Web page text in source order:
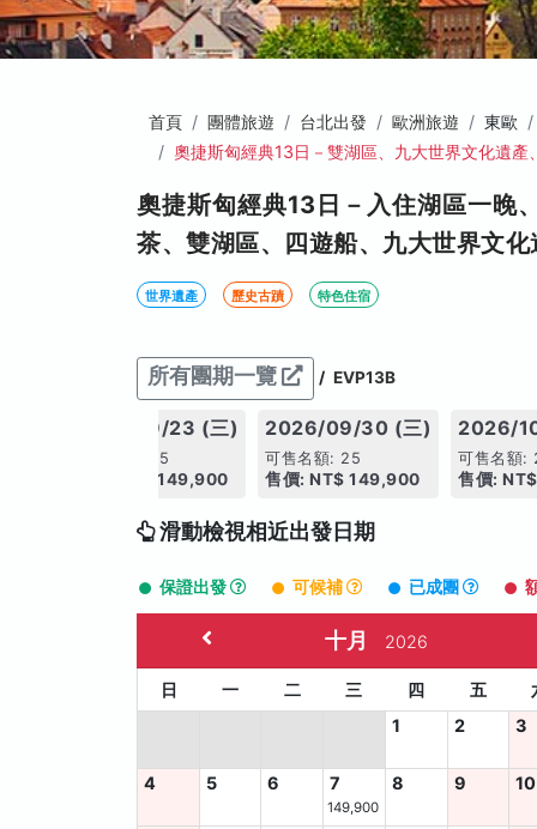
首頁 團體旅遊 台北出發 歐洲旅遊
東歐
奧捷斯匈經典13日－雙湖區、九大世界文化遺產
奧捷斯匈經典13日－入住湖區一晚
茶、雙湖區、四遊船、九大世界文化
世界遺產 歷史古蹟 特色住宿
所有團期一覽 / EVP13B
2026/09/23 (三)
可售名額: 25
售價: NT$ 149,900
2026/09/30 (三)
可售名額: 25
售價: NT$ 149,900
2026/
可售名額:
售價:
滑動檢視相近出發日期
保證出發 可候補 已成團
十月 2026
日 一 二 三 四 五
1
2 3
4 5 6 7
149,900
8 9 10